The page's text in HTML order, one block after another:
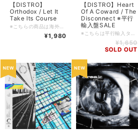
【DISTRO】
Orthodox / Let It
Take Its Course
¥1,980
【DISTRO】Heart
Of A Coward / The
Disconnect ※平行
輸入盤SALE
¥1,650
SOLD OUT